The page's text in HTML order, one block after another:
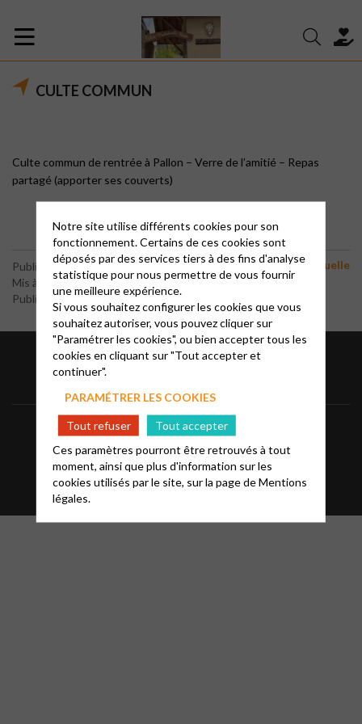
CULTE COMMUN
Culte commun de rentrée à Pallon – Verre de l’amitié – Repas
partagé (apporter ses couverts)
Publié le 26 juin 2021
Mis à jour le 14 septembre 2021
Publié par le webmaster
Vie spirituelle
Informations Mentions légales
Glossaire Contact
Notre site utilise différents cookies pour son
fonctionnement. Certains de ces cookies sont
déposés par des services tiers à des fins d'analyse
statistique pour nous permettre de vous fournir
une meilleure expérience.
Si vous souhaitez configurer les cookies que vous
souhaitez autoriser, vous pouvez cliquer sur
"Paramétrer les cookies", ou bien accepter tous les
cookies en cliquant sur "Tout accepter et
continuer".
PARAMÉTRER LES COOKIES
Tout refuser
Tout accepter
Ces paramètres pourront être retrouvés à tout
moment, ainsi que plus d'information sur les
cookies utilisés par le site, sur la page deMentions
légales.